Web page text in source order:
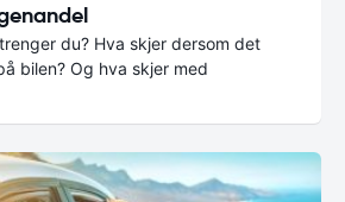
du? Hva skjer dersom det
bilen? Og hva skjer med